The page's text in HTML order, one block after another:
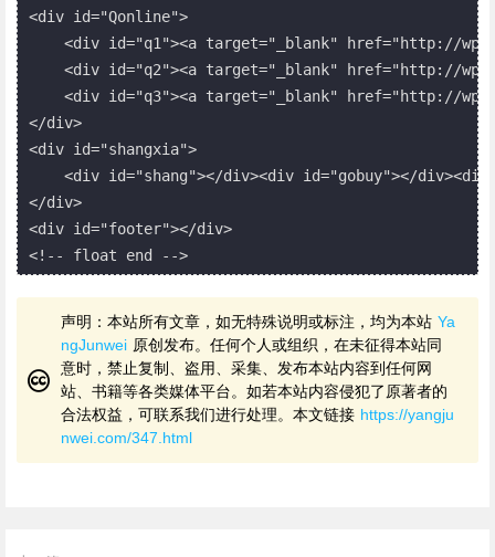
<div id="Qonline">
<div id="q1"><a target="_blank" href="http://
<div id="q2"><a target="_blank" href="http://
<div id="q3"><a target="_blank" href="http://
</div>
<div id="shangxia">
<div id="shang"></div><div id="gobuy"></
</div>
<div id="footer"></div>
<!-- float end -->
声明：本站所有文章，如无特殊说明或标注，均为本站 Ya
ngJunwei 原创发布。任何个人或组织，在未征得本站同
意时，禁止复制、盗用、采集、发布本站内容到任何网
站、书籍等各类媒体平台。如若本站内容侵犯了原著者的
合法权益，可联系我们进行处理。本文链接 https://yangju
nwei.com/347.html